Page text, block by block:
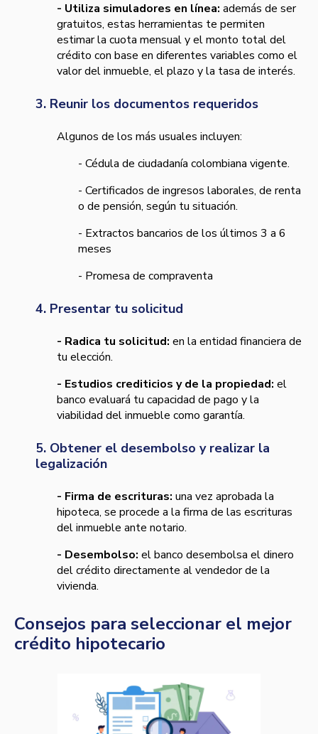
- Utiliza simuladores en línea: además de ser
gratuitos, estas herramientas te permiten
estimar la cuota mensual y el monto total del
crédito con base en diferentes variables como el
valor del inmueble, el plazo y la tasa de interés.
3. Reunir los documentos requeridos
Algunos de los más usuales incluyen:
- Cédula de ciudadanía colombiana vigente.
- Certificados de ingresos laborales, de renta
o de pensión, según tu situación.
- Extractos bancarios de los últimos 3 a 6
meses
- Promesa de compraventa
4. Presentar tu solicitud
- Radica tu solicitud: en la entidad financiera de
tu elección.
- Estudios crediticios y de la propiedad: el
banco evaluará tu capacidad de pago y la
viabilidad del inmueble como garantía.
5. Obtener el desembolso y realizar la
legalización
- Firma de escrituras: una vez aprobada la
hipoteca, se procede a la firma de las escrituras
del inmueble ante notario.
- Desembolso: el banco desembolsa el dinero
del crédito directamente al vendedor de la
vivienda.
Consejos para seleccionar el mejor
crédito hipotecario